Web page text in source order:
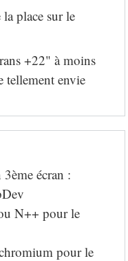
place sur le
+22" à moins
tellement envie
écran :
N++ pour le
pour le